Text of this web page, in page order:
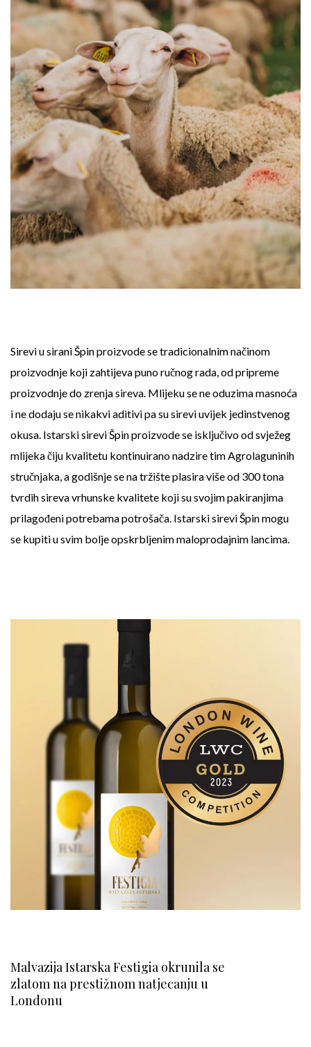
Sirevi u sirani Špin proizvode se tradicionalnim načinom
proizvodnje koji zahtijeva puno ručnog rada, od pripreme
proizvodnje do zrenja sireva. Mlijeku se ne oduzima masnoća
i ne dodaju se nikakvi aditivi pa su sirevi uvijek jedinstvenog
okusa. Istarski sirevi Špin proizvode se isključivo od svježeg
mlijeka čiju kvalitetu kontinuirano nadzire tim Agrolaguninih
stručnjaka, a godišnje se na tržište plasira više od 300 tona
tvrdih sireva vrhunske kvalitete koji su svojim pakiranjima
prilagođeni potrebama potrošača. Istarski sirevi Špin mogu
se kupiti u svim bolje opskrbljenim maloprodajnim lancima.
Malvazija Istarska Festigia okrunila se
zlatom na prestižnom natjecanju u
Londonu